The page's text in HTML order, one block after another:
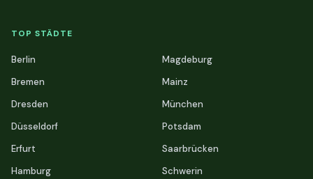
TOP STÄDTE
Berlin
Bremen
Dresden
Düsseldorf
Erfurt
Hamburg
Magdeburg
Mainz
München
Potsdam
Saarbrücken
Schwerin